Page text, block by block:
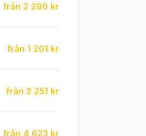
från 2 290 kr
från 1 201 kr
från 2 251 kr
från 4 623 kr